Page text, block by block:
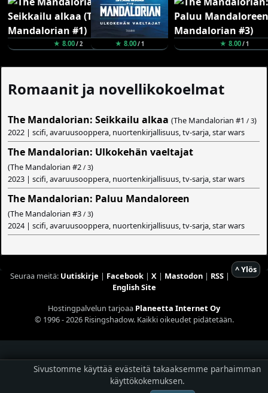
★ 8.00/ 2 ★ 8.00/ 1 ★ 8.00/ 1
Romaanit ja novellikokoelmat
The Mandalorian: Seikkailu alkaa (The Mandalorian #1 / 3)
2022 | scifi, avaruusooppera, nuortenkirjallisuus, tv-sarja, star wars
The Mandalorian: Ulkokehän vaeltajat
(The Mandalorian #2 / 3)
2023 | scifi, avaruusooppera, nuortenkirjallisuus, tv-sarja, star wars
The Mandalorian: Paluu Mandaloreen
(The Mandalorian #3 / 3)
2024 | scifi, avaruusooppera, nuortenkirjallisuus, tv-sarja, star wars
^ Ylös
Seuraa meitä: Uutiskirje | Facebook| X| Mastodon| RSS|
English Site
Hostingpalvelun tarjoaa Planeetta Internet Oy
© 1996 - 2026 Risingshadow. Kaikki oikeudet pidätetään.
Sivustomme käyttää evästeitä takaaksemme parhaimman
käyttökokemuksen.